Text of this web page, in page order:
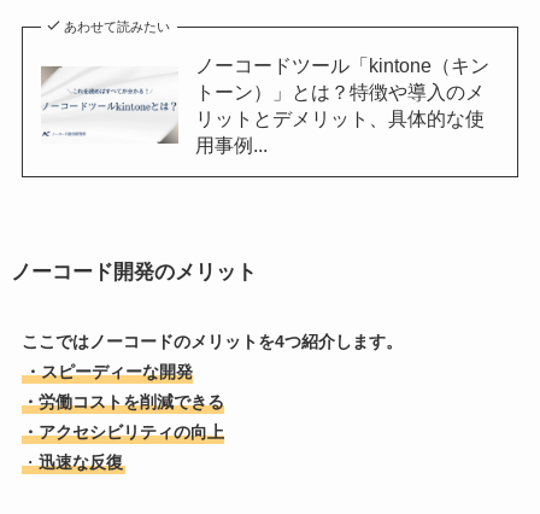
あわせて読みたい
ノーコードツール「kintone（キン
トーン）」とは？特徴や導入のメ
リットとデメリット、具体的な使
用事例...
ノーコード開発のメリット
ここではノーコードのメリットを4つ紹介します。
・スピーディーな開発
・労働コストを削減できる
・アクセシビリティの向上
・迅速な反復